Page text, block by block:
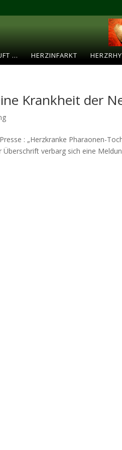
… HERZINFARKT
Krankheit der
: „Herzkranke Pharaonen-
verbarg sich eine